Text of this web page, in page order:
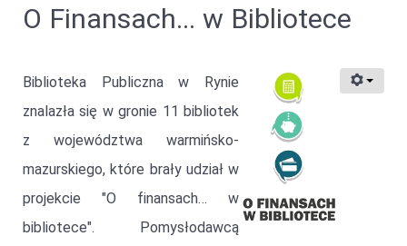
O Finansach... w Bibliotece
Biblioteka Publiczna w Rynie
znalazła się w gronie 11 bibliotek
z województwa warmińsko-
mazurskiego, które brały udział w
projekcie "O finansach… w
bibliotece". Pomysłodawcą